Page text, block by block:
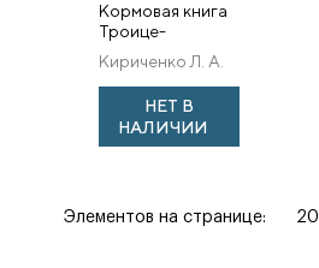
Кормовая книга
Троице-
Сергиева
монастыря 1674 г.
(Исследование и
публикация)
Кириченко Л. А.
НЕТ В
НАЛИЧИИ
Элементов на странице: 20